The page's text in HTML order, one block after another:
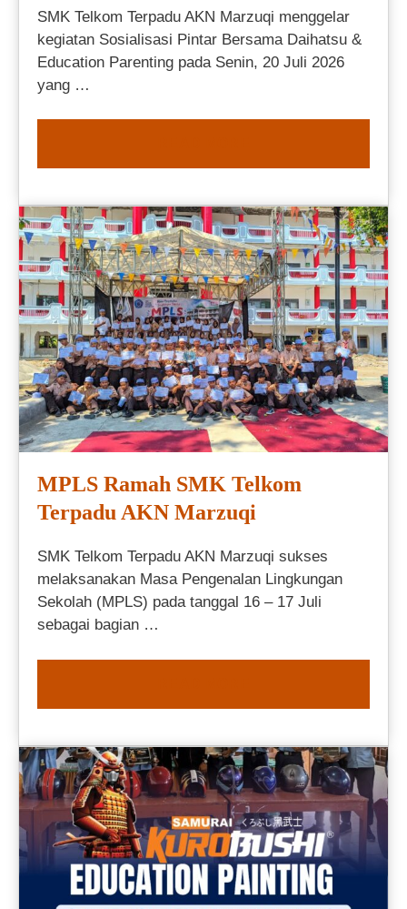
SMK Telkom Terpadu AKN Marzuqi menggelar
kegiatan Sosialisasi Pintar Bersama Daihatsu &
Education Parenting pada Senin, 20 Juli 2026
yang …
MPLS Ramah SMK Telkom
Terpadu AKN Marzuqi
SMK Telkom Terpadu AKN Marzuqi sukses
melaksanakan Masa Pengenalan Lingkungan
Sekolah (MPLS) pada tanggal 16 – 17 Juli
sebagai bagian …